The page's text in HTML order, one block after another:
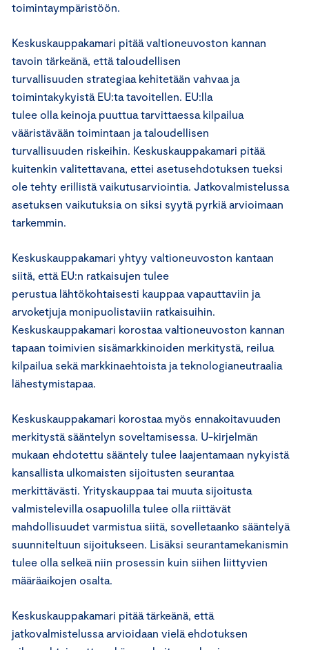
toimintaympäristöön.
Keskuskauppakamari pitää valtioneuvoston kannan
tavoin tärkeänä, että taloudellisen
turvallisuuden strategiaa kehitetään vahvaa ja
toimintakykyistä EU:ta tavoitellen. EU:lla
tulee olla keinoja puuttua tarvittaessa kilpailua
vääristävään toimintaan ja taloudellisen
turvallisuuden riskeihin. Keskuskauppakamari pitää
kuitenkin valitettavana, ettei asetusehdotuksen tueksi
ole tehty erillistä vaikutusarviointia. Jatkovalmistelussa
asetuksen vaikutuksia on siksi syytä pyrkiä arvioimaan
tarkemmin.
Keskuskauppakamari yhtyy valtioneuvoston kantaan
siitä, että EU:n ratkaisujen tulee
perustua lähtökohtaisesti kauppaa vapauttaviin ja
arvoketjuja monipuolistaviin ratkaisuihin.
Keskuskauppakamari korostaa valtioneuvoston kannan
tapaan toimivien sisämarkkinoiden merkitystä, reilua
kilpailua sekä markkinaehtoista ja teknologianeutraalia
lähestymistapaa.
Keskuskauppakamari korostaa myös ennakoitavuuden
merkitystä sääntelyn soveltamisessa. U-kirjelmän
mukaan ehdotettu sääntely tulee laajentamaan nykyistä
kansallista ulkomaisten sijoitusten seurantaa
merkittävästi. Yrityskauppaa tai muuta sijoitusta
valmistelevilla osapuolilla tulee olla riittävät
mahdollisuudet varmistua siitä, sovelletaanko sääntelyä
suunniteltuun sijoitukseen. Lisäksi seurantamekanismin
tulee olla selkeä niin prosessin kuin siihen liittyvien
määräaikojen osalta.
Keskuskauppakamari pitää tärkeänä, että
jatkovalmistelussa arvioidaan vielä ehdotuksen